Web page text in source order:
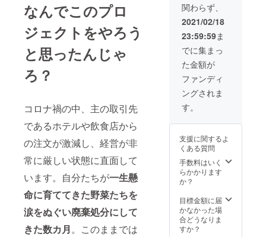
なんでこのプロ
ジェクトをやろう
と思ったんじゃ
ろ？
コロナ禍の中、主の取引先
であるホテルや飲食店から
の注文が激減し、経営が非
常に厳しい状態に直面して
います。自分たちが一生懸
命に育ててきた野菜たちを
涙をぬぐい廃棄処分にして
きた数カ月。このままでは
関わらず、
2021/02/18
23:59:59ま
でに集まっ
た金額が
ファンディ
ングされま
す。
支援に関するよ
くある質問
手数料はいく
らかかります
か？
目標金額に届
かなかった場
合どうなりま
すか？